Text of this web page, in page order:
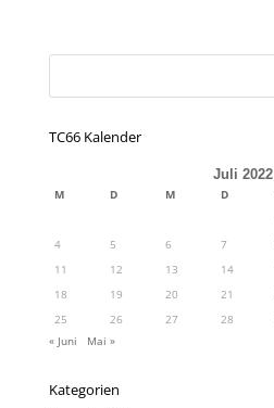
TC66 Kalender
Juli 2022
M D M D
4
5 6 7
11
12 13 14
18
19 20 21
25
26 27 28
« Juni
Mai »
Kategorien